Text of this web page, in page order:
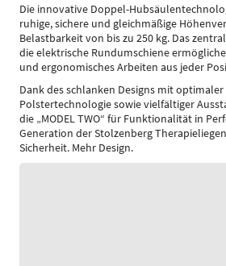
Die innovative Doppel-
ruhige, sichere und gleichmäßige
Belastbarkeit von bis zu 250 kg. Das
die elektrische Rundumschiene
und ergonomisches Arbeiten aus jeder
Dank des schlanken Designs mit
Polstertechnologie sowie vielfältiger
die „MODEL TWO“ für Funktionalität in
Generation der Stolzenberg
Sicherheit. Mehr Design.